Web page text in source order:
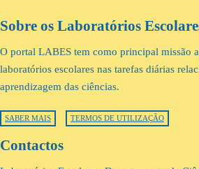
Sobre os Laboratórios
O portal LABES tem como principal missão
laboratórios escolares nas tarefas diárias
aprendizagem das ciências.
SABER MAIS TERMOS DE UTILIZAÇÃO
Contactos